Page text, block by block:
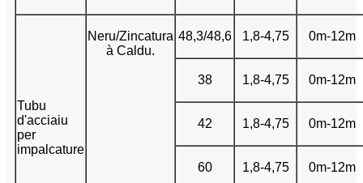
Tubu
d'acciaiu
per
impalcature
Neru/Zincatura
à Caldu.
48,3/48,6 1,8-4,75 0m-12m
38 1,8-4,75 0m-12m
42 1,8-4,75 0m-12m
60 1,8-4,75 0m-12m